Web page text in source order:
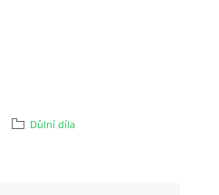
Důlní díla